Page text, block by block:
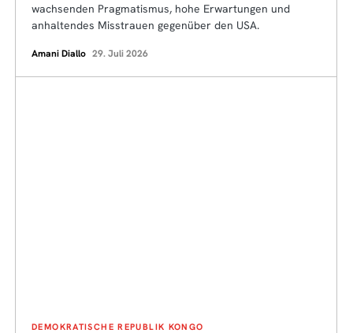
wachsenden Pragmatismus, hohe Erwartungen und
anhaltendes Misstrauen gegenüber den USA.
Amani Diallo 29. Juli 2026
DEMOKRATISCHE REPUBLIK KONGO